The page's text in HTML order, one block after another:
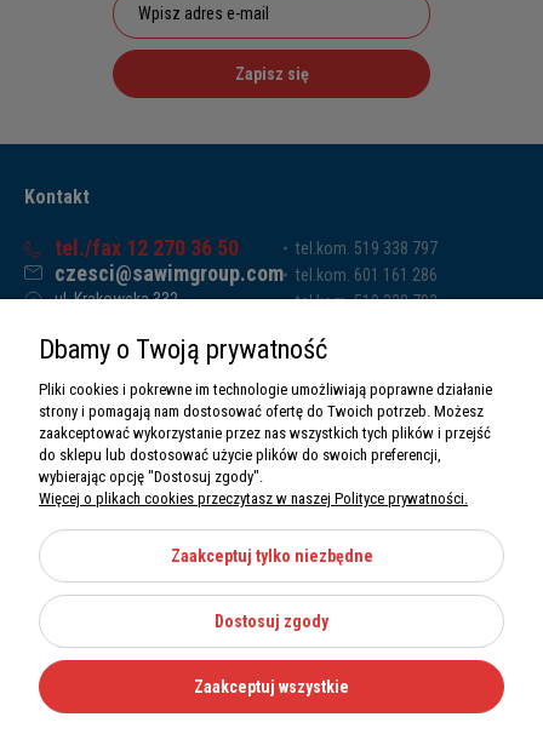
Zapisz się
Kontakt
tel./fax 12 270 36 50
czesci@sawimgroup.com
ul. Krakowska 332,
Sawim Group Mariusz Zdyb sp. k.
NIP: 5130284470
REGON: 5246591010
tel.kom. 519 338 797
tel.kom. 601 161 286
tel.kom. 519 338 793
O nas
Informacje
Moje konto
Kategorie
Dbamy o Twoją prywatność
Pliki cookies i pokrewne im technologie umożliwiają poprawne działanie
strony i pomagają nam dostosować ofertę do Twoich potrzeb. Możesz
zaakceptować wykorzystanie przez nas wszystkich tych plików i przejść
do sklepu lub dostosować użycie plików do swoich preferencji,
wybierając opcję "Dostosuj zgody".
Więcej o plikach cookies przeczytasz w naszej Polityce prywatności.
Zaakceptuj tylko niezbędne
Dostosuj zgody
Zaakceptuj wszystkie